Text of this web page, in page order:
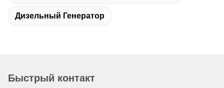
Дизельный Генератор
Быстрый контакт